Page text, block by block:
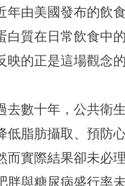
年由美國發布的飲
白質在日常飲食中
映的正是這場觀念的
去數十年，公共衛
低脂肪攝取、預防
而實際結果卻未必理
胖與糖尿病盛行率